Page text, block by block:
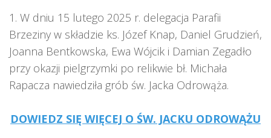
1. W dniu 15 lutego 2025 r. delegacja Parafii
Brzeziny w składzie ks. Józef Knap, Daniel Grudzień,
Joanna Bentkowska, Ewa Wójcik i Damian Zegadło
przy okazji pielgrzymki po relikwie bł. Michała
Rapacza nawiedziła grób św. Jacka Odrowąża.
DOWIEDZ SIĘ WIĘCEJ O ŚW. JACKU ODROWĄŻU